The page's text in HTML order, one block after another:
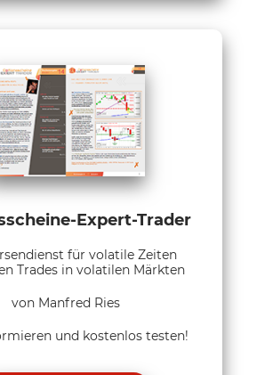
Expert-Trader
für volatile Zeiten
Trades in volatilen Märkten
von Manfred Ries
und kostenlos testen!